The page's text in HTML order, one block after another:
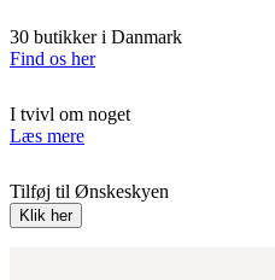
30 butikker i Danmark
Find os her
I tvivl om noget
Læs mere
Tilføj til Ønskeskyen
Klik her